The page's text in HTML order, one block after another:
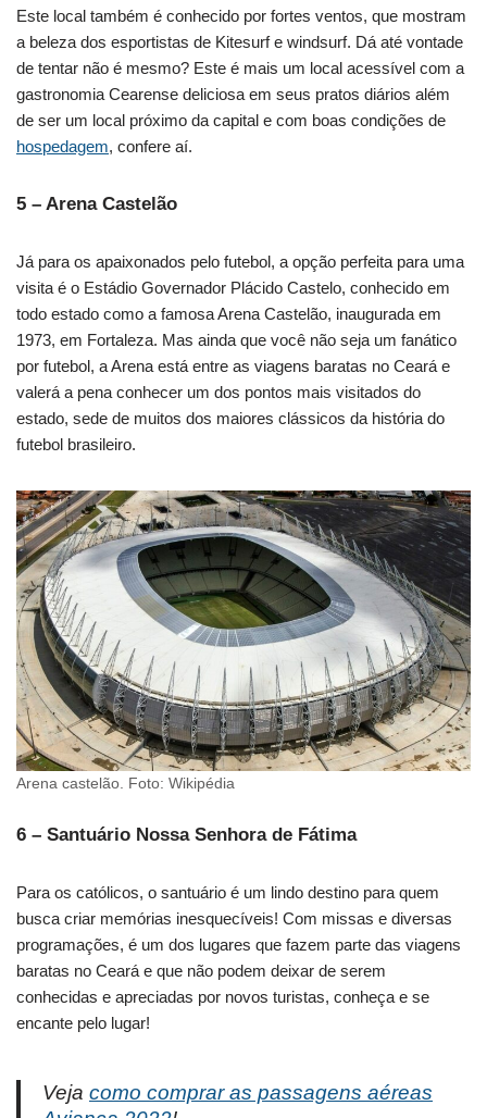
Este local também é conhecido por fortes ventos, que mostram
a beleza dos esportistas de Kitesurf e windsurf. Dá até vontade
de tentar não é mesmo? Este é mais um local acessível com a
gastronomia Cearense deliciosa em seus pratos diários além
de ser um local próximo da capital e com boas condições de
hospedagem, confere aí.
5 – Arena Castelão
Já para os apaixonados pelo futebol, a opção perfeita para uma
visita é o Estádio Governador Plácido Castelo, conhecido em
todo estado como a famosa Arena Castelão, inaugurada em
1973, em Fortaleza. Mas ainda que você não seja um fanático
por futebol, a Arena está entre as viagens baratas no Ceará e
valerá a pena conhecer um dos pontos mais visitados do
estado, sede de muitos dos maiores clássicos da história do
futebol brasileiro.
Arena castelão. Foto: Wikipédia
6 – Santuário Nossa Senhora de Fátima
Para os católicos, o santuário é um lindo destino para quem
busca criar memórias inesquecíveis! Com missas e diversas
programações, é um dos lugares que fazem parte das viagens
baratas no Ceará e que não podem deixar de serem
conhecidas e apreciadas por novos turistas, conheça e se
encante pelo lugar!
Veja como comprar as passagens aéreas